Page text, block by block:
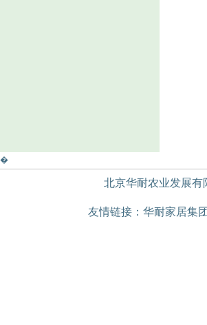
�
北京华耐农业发展
友情链接： 华耐家居集团